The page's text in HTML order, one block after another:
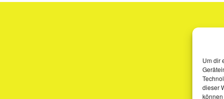
Um dir
dieser